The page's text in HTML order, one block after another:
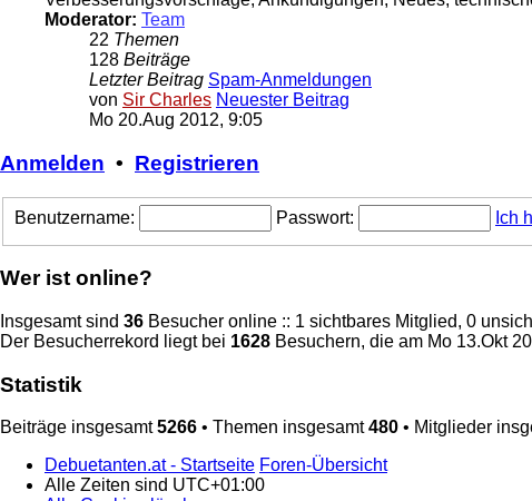
Moderator: Team
22 Themen
128 Beiträge
Letzter Beitrag Spam-Anmeldungen
von Sir Charles Neuester Beitrag
Mo 20.Aug 2012, 9:05
Anmelden • Registrieren
Benutzername: Passwort: Ich
Wer ist online?
Insgesamt sind 36 Besucher online :: 1 sichtbares Mitglied, 0
Der Besucherrekord liegt bei 1628 Besuchern, die am Mo 13.Okt
Statistik
Beiträge insgesamt5266 • Themen insgesamt480 • Mitglieder
Debuetanten.at - Startseite Foren-Übersicht
Alle Zeiten sind UTC+01:00